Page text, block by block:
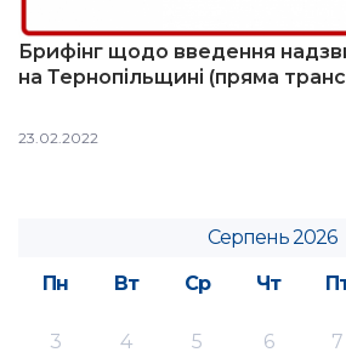
Брифінг щодо введення
на Тернопільщині (пряма
23.02.2022
Серпень 2026
Пн
Вт Ср Чт
3
4 5 6 7